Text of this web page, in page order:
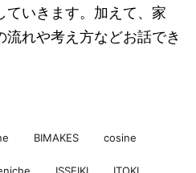
ていきます。加えて、家
れや考え方などお話でき
BIMAKES cosine